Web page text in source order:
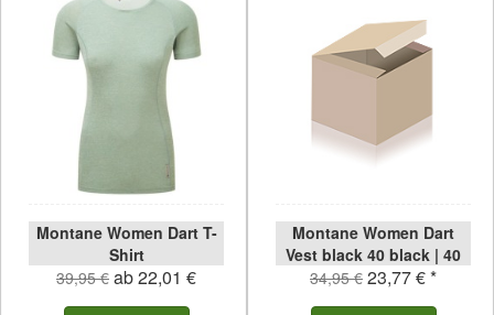
Montane Women Dart T-
Shirt
39,95 € ab 22,01 €
Montane Women Dart
Vest black 40 black | 40
34,95 € 23,77 € *